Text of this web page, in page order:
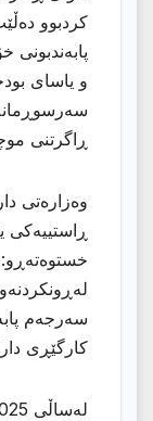
کردبوو
و یاسای
ڕاگرتنی
وەزارەتی
ڕاستییەکی
خستوەتەڕو:
سەرجەم
کارگێڕی